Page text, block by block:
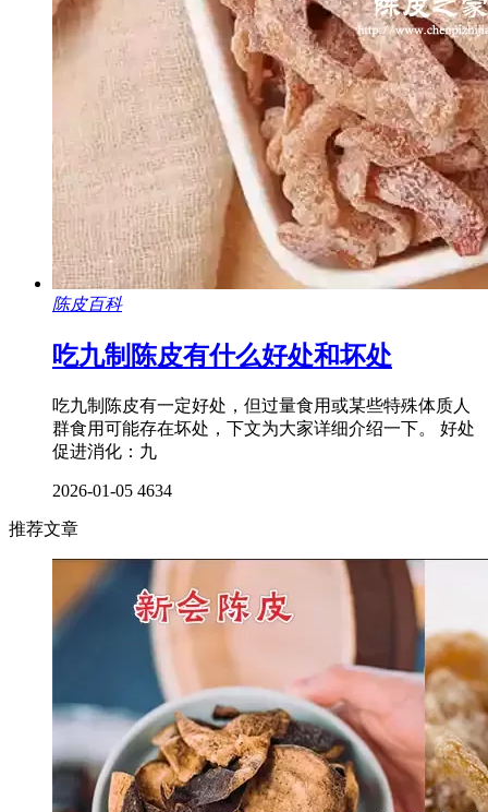
陈皮百科
吃九制陈皮有什么好处和坏处
吃九制陈皮有一定好处，但过量食用或某些特殊体质人
群食用可能存在坏处，下文为大家详细介绍一下。 好处
促进消化：九
2026-01-05 4634
推荐文章